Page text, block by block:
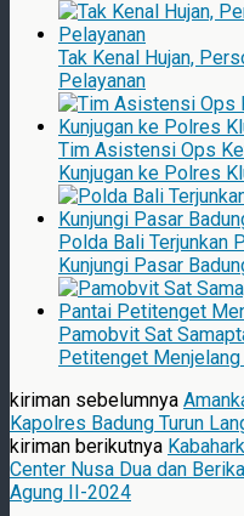
Tak Kenal Hujan,
Pelayanan
Tim Asistensi Ops
Kunjugan ke Polres
Polda Bali Terjunkan
Kunjungi Pasar
Pamobvit Sat
Petitenget
kiriman sebelumnya
Kapolres Badung Turun
kiriman berikutnya
Center Nusa Dua dan
Agung II-2024